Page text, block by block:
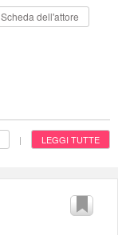
Scheda dell'attore
| LEGGI TUTTE